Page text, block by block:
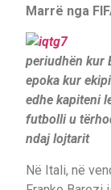
Marrë nga
periudhën kur
epoka kur
edhe kapiteni
futbolli u
ndaj lojtarit
Në Itali, në